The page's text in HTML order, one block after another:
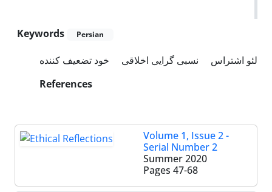
Keywords Persian
لئو اشتراس نسبی گرایی اخلاقی
خود تضعیف کننده
References
Volume 1, Issue 2 -
Serial Number 2
Summer 2020
Pages 47-68